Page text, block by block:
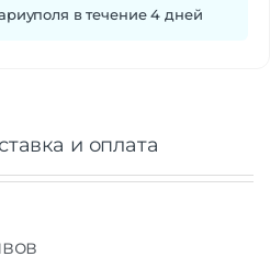
в течение 4 дней
и оплата